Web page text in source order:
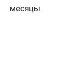
месяцы.